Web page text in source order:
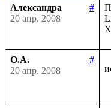
Александра
#
20 апр. 2008
О.А.
#
20 апр. 2008